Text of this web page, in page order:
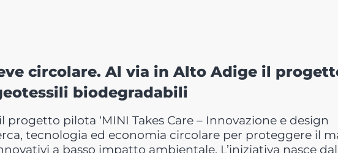
circolare. Al via in Alto Adige il
biodegradabili
progetto pilota ‘MINI Takes Care – Innovazione e design
tecnologia ed economia circolare per proteggere il
a basso impatto ambientale. L’iniziativa nasce